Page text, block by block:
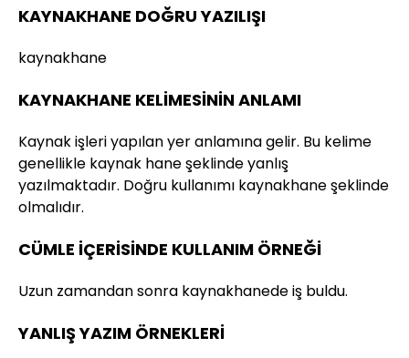
KAYNAKHANE DOĞRU YAZILIŞI
kaynakhane
KAYNAKHANE KELİMESİNİN ANLAMI
Kaynak işleri yapılan yer anlamına gelir. Bu kelime
genellikle kaynak hane şeklinde yanlış
yazılmaktadır. Doğru kullanımı kaynakhane şeklinde
olmalıdır.
CÜMLE İÇERİSİNDE KULLANIM ÖRNEĞİ
Uzun zamandan sonra kaynakhanede iş buldu.
YANLIŞ YAZIM ÖRNEKLERİ